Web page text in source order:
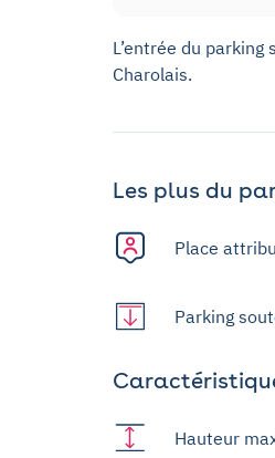
L’entrée du
Charolais.
Les plus du
Place
Parking
Hauteur